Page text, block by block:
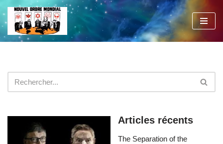
Aller
au
Articles récents
The Separation of the